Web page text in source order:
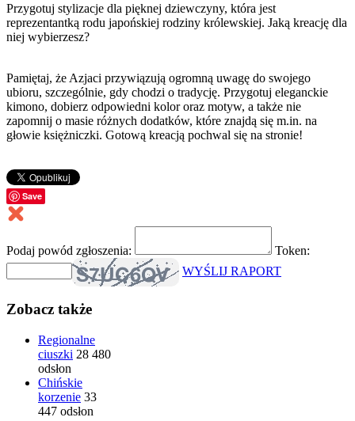
Przygotuj stylizacje dla pięknej dziewczyny, która jest
reprezentantką rodu japońskiej rodziny królewskiej. Jaką kreację dla
niej wybierzesz?
Pamiętaj, że Azjaci przywiązują ogromną uwagę do swojego
ubioru, szczególnie, gdy chodzi o tradycję. Przygotuj eleganckie
kimono, dobierz odpowiedni kolor oraz motyw, a także nie
zapomnij o masie różnych dodatków, które znajdą się m.in. na
głowie księżniczki. Gotową kreacją pochwal się na stronie!
Save
Podaj powód zgłoszenia:
Token:
WYŚLIJ RAPORT
Zobacz także
Regionalne
ciuszki 28 480
odsłon
Chińskie
korzenie 33
447 odsłon